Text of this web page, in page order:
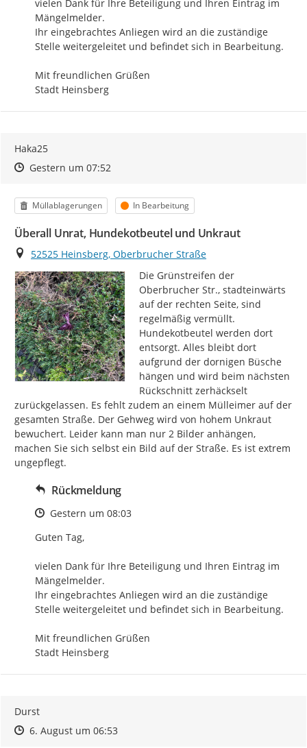
vielen Dank für Ihre Beteiligung und Ihren Eintrag im
Mängelmelder.
Ihr eingebrachtes Anliegen wird an die zuständige
Stelle weitergeleitet und befindet sich in Bearbeitung.
Mit freundlichen Grüßen
Stadt Heinsberg
Haka25
Zeitpunkt des Erstellens
Zeitpunkt des Erstellens
Gestern um 07:52Zur Äußerung
Kategorie
Müllablagerungen Status
In Bearbeitung
Überall Unrat, Hundekotbeutel und Unkraut
Ort
52525 Heinsberg, Oberbrucher Straße
Die Grünstreifen der
Oberbrucher Str., stadteinwärts
auf der rechten Seite, sind
regelmäßig vermüllt.
Hundekotbeutel werden dort
entsorgt. Alles bleibt dort
aufgrund der dornigen Büsche
hängen und wird beim nächsten
Rückschnitt zerhäckselt
zurückgelassen. Es fehlt zudem an einem Mülleimer auf der
gesamten Straße. Der Gehweg wird von hohem Unkraut
bewuchert. Leider kann man nur 2 Bilder anhängen,
machen Sie sich selbst ein Bild auf der Straße. Es ist extrem
ungepflegt.
Rückmeldung
Zeitpunkt des Erstellens
Gestern um 08:03
Guten Tag,
vielen Dank für Ihre Beteiligung und Ihren Eintrag im
Mängelmelder.
Ihr eingebrachtes Anliegen wird an die zuständige
Stelle weitergeleitet und befindet sich in Bearbeitung.
Mit freundlichen Grüßen
Stadt Heinsberg
Durst
Zeitpunkt des Erstellens
Zeitpunkt des Erstellens
6. August um 06:53Zur Äußerung